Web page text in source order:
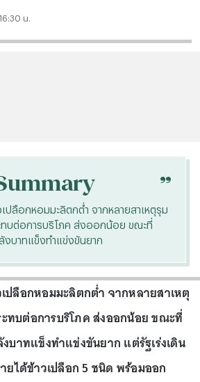
น.
“
ปลือกหอมมะลิตกต่ำ จากหลายสาเหตุรุม
ทบต่อการบริโภค ส่งออกน้อย ขณะที่
งบาทแข็งทำแข่งขันยาก
ปลือกหอมมะลิตกต่ำ จากหลายสาเหตุ
ะทบต่อการบริโภค ส่งออกน้อย ขณะที่
บาทแข็งทำแข่งขันยาก แต่รัฐเร่งเดิน
ยได้ข้าวเปลือก 5 ชนิด พร้อมออก